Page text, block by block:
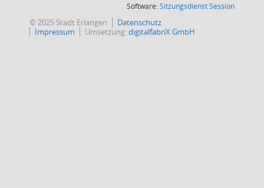
Software:SitzungsdienstSession(Wird in
© 2025 Stadt Erlangen
Datenschutz
Impressum
Umsetzung:digitalfabriX GmbH